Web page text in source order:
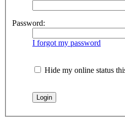
Password:
I forgot my password
Hide my online status